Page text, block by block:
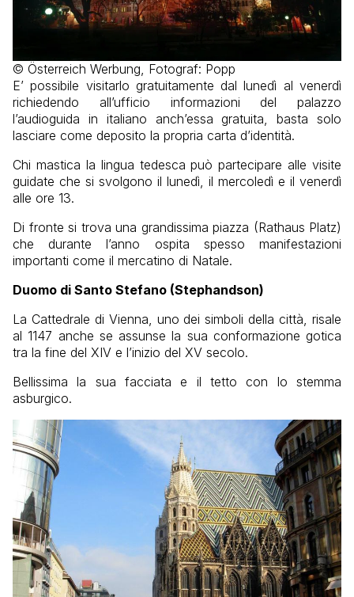
© Österreich Werbung, Fotograf: Popp
E’ possibile visitarlo gratuitamente dal lunedì al venerdì
richiedendo all’ufficio informazioni del palazzo
l’audioguida in italiano anch’essa gratuita, basta solo
lasciare come deposito la propria carta d’identità.
Chi mastica la lingua tedesca può partecipare alle visite
guidate che si svolgono il lunedì, il mercoledì e il venerdì
alle ore 13.
Di fronte si trova una grandissima piazza (Rathaus Platz)
che durante l’anno ospita spesso manifestazioni
importanti come il mercatino di Natale.
Duomo di Santo Stefano (Stephandson)
La Cattedrale di Vienna, uno dei simboli della città, risale
al 1147 anche se assunse la sua conformazione gotica
tra la fine del XIV e l’inizio del XV secolo.
Bellissima la sua facciata e il tetto con lo stemma
asburgico.